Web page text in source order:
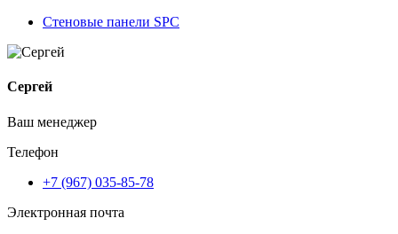
Стеновые панели SPC
Сергей
Ваш менеджер
Телефон
+7 (967) 035-85-78
Электронная почта